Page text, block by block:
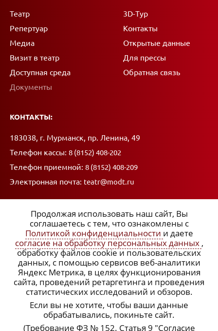
Театр
Репертуар
Медиа
Визит в театр
Доступная среда
Документы
3D-Тур
Контакты
Открытые данные
Для прессы
Обратная связь
КОНТАКТЫ:
Адрес:
183038, г. Мурманск, пр. Ленина, 49
Телефон кассы: 8 (8152) 408-202
Телефон приемной: 8 (8152) 408-209
Электронная почта: teatr@modt.ru
ССЫЛКИ:
Политика конфиденциальности
Согласие на обработку персональных данных
Продолжая использовать наш сайт, Вы
соглашаетесь с тем, что ознакомлены с
Политикой конфиденциальности и даете
согласие на обработку персональных данных ,
обработку файлов cookie и пользовательских
данных, с помощью сервисов веб-аналитики
Яндекс Метрика, в целях функционирования
сайта, проведений ретаргетинга и проведения
статистических исследований и обзоров.
Если вы не хотите, чтобы ваши данные
обрабатывались, покиньте сайт.
(Требование ФЗ № 152. Статья 9 "Согласие